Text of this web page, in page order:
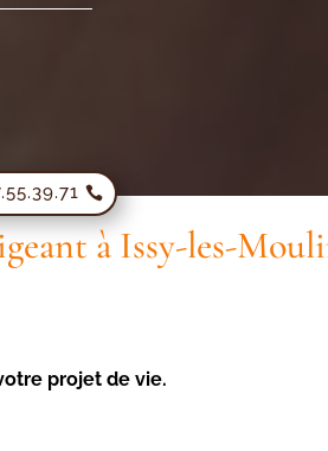
à Issy-les-
projet de vie.